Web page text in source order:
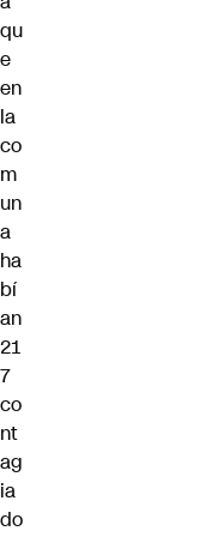
qu
e
en
la
co
m
un
a
ha
bí
an
21
7
co
nt
ag
ia
do